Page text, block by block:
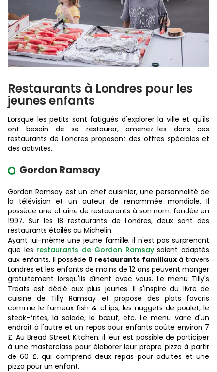
Restaurants à Londres pour les
jeunes enfants
Lorsque les petits sont fatigués d'explorer la ville et qu'ils
ont besoin de se restaurer, amenez-les dans ces
restaurants de Londres proposant des offres spéciales et
des activités.
Gordon Ramsay
Gordon Ramsay est un chef cuisinier, une personnalité de
la télévision et un auteur de renommée mondiale. Il
possède une chaîne de restaurants à son nom, fondée en
1997. Sur les 18 restaurants de Londres, deux sont des
restaurants étoilés au Michelin.
Ayant lui-même une jeune famille, il n'est pas surprenant
que les restaurants de Gordon Ramsaysoient adaptés
aux enfants. Il possède 8 restaurants familiauxà travers
Londres et les enfants de moins de 12 ans peuvent manger
gratuitement lorsqu'ils dînent avec vous. Le menu Tilly's
Treats est dédié aux plus jeunes. Il s'inspire du livre de
cuisine de Tilly Ramsay et propose des plats favoris
comme le fameux fish & chips, les nuggets de poulet, le
steak-frites, la salade, le bœuf, etc. Le menu varie d'un
endroit à l'autre et un repas pour enfants coûte environ 7
£. Au Bread Street Kitchen, il leur est possible de participer
à une masterclass pour élaborer leur propre pizza à partir
de 60 £, qui comprend deux repas pour adultes et une
pizza pour un enfant.